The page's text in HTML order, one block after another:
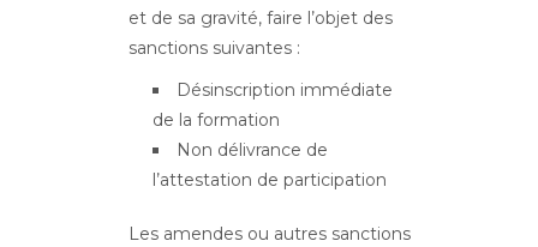
et de sa gravité, faire l’objet des
sanctions suivantes :
Désinscription immédiate
de la formation
Non délivrance de
l’attestation de participation
Les amendes ou autres sanctions